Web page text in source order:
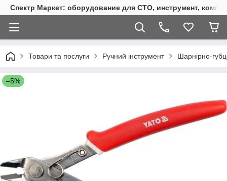
Спектр Маркет: оборудование для СТО, инструмент,
Товари та послуги Ручний інструмент Шарнірно-
–5%